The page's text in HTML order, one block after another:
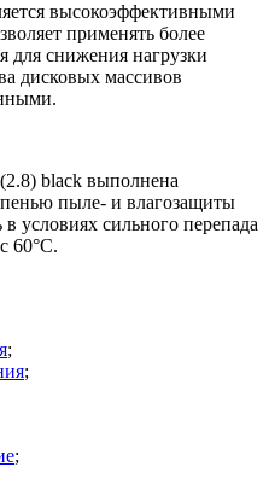
высокоэффективными
применять более
для снижения нагрузки
дисковых массивов
(2.8) black выполнена
пыле- и влагозащиты
условиях сильного перепада
60°С.
;
;
;